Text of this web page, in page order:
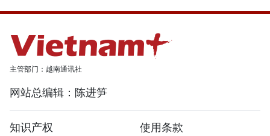
主管部门：越南通讯社
网站总编辑：陈进笋
知识产权 使用条款